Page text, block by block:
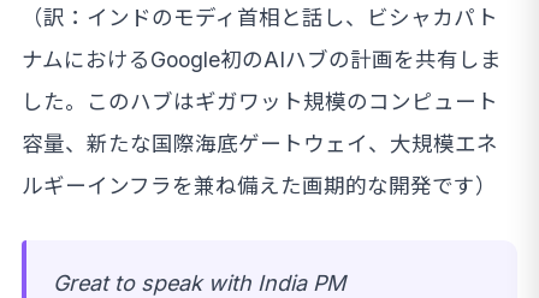
（訳：インドのモディ首相と話し、ビシャカパト
ナムにおけるGoogle初のAIハブの計画を共有しま
した。このハブはギガワット規模のコンピュート
容量、新たな国際海底ゲートウェイ、大規模エネ
ルギーインフラを兼ね備えた画期的な開発です）
Great to speak with India PM